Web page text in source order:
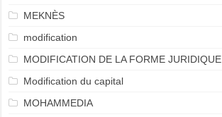
MEKNÈS
modification
MODIFICATION DE LA FORME JURIDIQUE
Modification du capital
MOHAMMEDIA